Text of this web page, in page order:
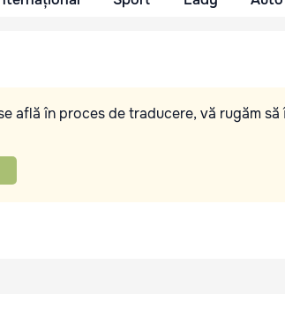
află în proces de traducere, vă rugăm